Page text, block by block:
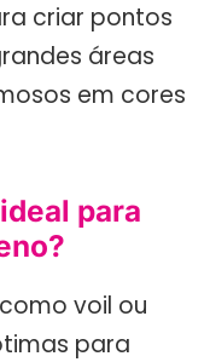
criar pontos
áreas
em cores
para
voil ou
para